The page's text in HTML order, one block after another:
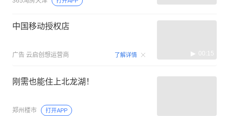
中国移动授权店
广告 云启创想运营商 了解详情 00:15
刚需也能住上北龙湖！
郑州楼市 打开APP